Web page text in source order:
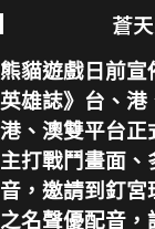
蒼
熊貓遊戲日前
英雄誌》台、港
港、澳雙平台正
主打戰鬥畫面
音，邀請到釘
之名聲優配音，